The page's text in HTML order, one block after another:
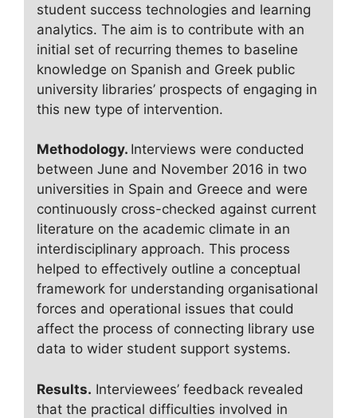
student success technologies and learning
analytics. The aim is to contribute with an
initial set of recurring themes to baseline
knowledge on Spanish and Greek public
university libraries’ prospects of engaging in
this new type of intervention.
Methodology. Interviews were conducted
between June and November 2016 in two
universities in Spain and Greece and were
continuously cross-checked against current
literature on the academic climate in an
interdisciplinary approach. This process
helped to effectively outline a conceptual
framework for understanding organisational
forces and operational issues that could
affect the process of connecting library use
data to wider student support systems.
Results. Interviewees’ feedback revealed
that the practical difficulties involved in